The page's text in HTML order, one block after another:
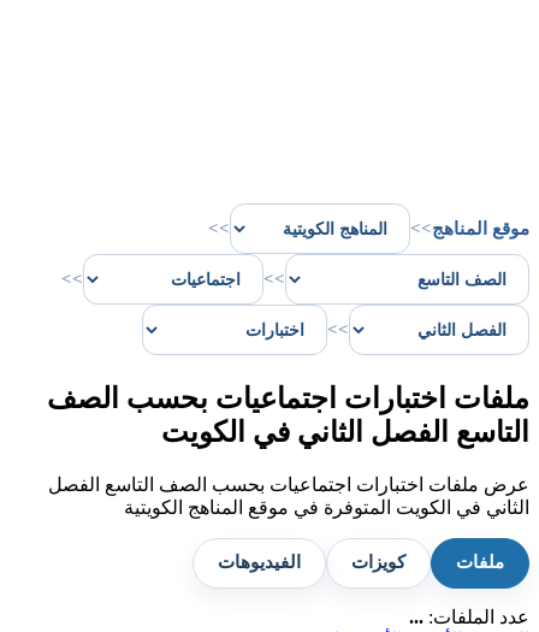
موقع المناهج>>
>>
>>
>>
>>
ملفات اختبارات اجتماعيات بحسب الصف
التاسع الفصل الثاني في الكويت
عرض ملفات اختبارات اجتماعيات بحسب الصف التاسع الفصل
الثاني في الكويت المتوفرة في موقع المناهج الكويتية
ملفات كويزات الفيديوهات
عدد الملفات: ...